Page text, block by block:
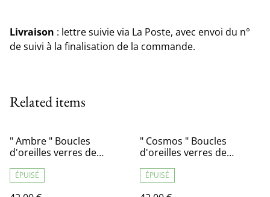
Livraison : lettre suivie via La Poste, avec envoi du n°
de suivi à la finalisation de la commande.
Related items
" Ambre " Boucles
d'oreilles verres de
ÉPUISÉ
" Cosmos " Boucles
d'oreilles verres de
ÉPUISÉ